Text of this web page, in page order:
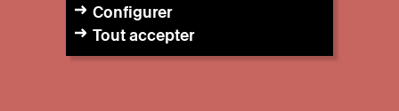
Configurer
Tout accepter